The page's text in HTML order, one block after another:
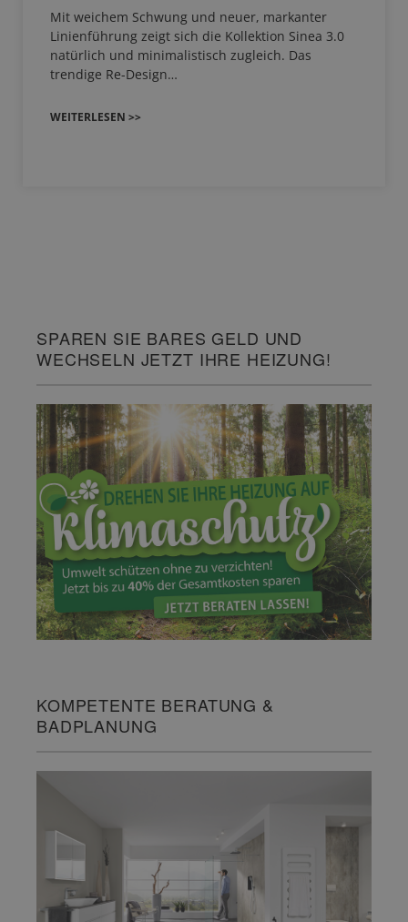
Mit weichem Schwung und neuer, markanter
Linienführung zeigt sich die Kollektion Sinea 3.0
natürlich und minimalistisch zugleich. Das
trendige Re-Design…
WEITERLESEN >>
SPAREN SIE BARES GELD UND
WECHSELN JETZT IHRE HEIZUNG!
KOMPETENTE BERATUNG &
BADPLANUNG